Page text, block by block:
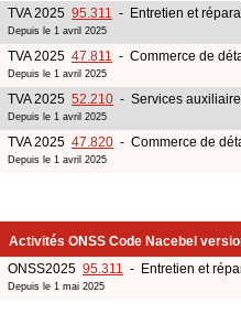
TVA 2025 95.311 - Entretien et
Depuis le 1 avril 2025
TVA 2025 47.811 - Commerce de
Depuis le 1 avril 2025
TVA 2025 52.210 - Services
Depuis le 1 avril 2025
TVA 2025 47.820 - Commerce de
Depuis le 1 avril 2025
Activités ONSS Code Nacebel
ONSS2025 95.311 - Entretien et
Depuis le 1 mai 2025